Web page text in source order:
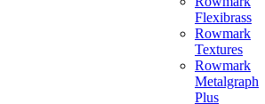
Flexibrass
Rowmark
Textures
Rowmark
Metalgraph
Plus